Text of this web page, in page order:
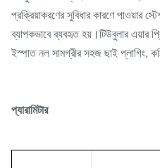
প্রক্রিয়াকরণের সুবিধার কারণে পাওয়ার
ব্যাপকভাবে ব্যবহৃত হয়।টিউবুলার এয়ার
ইস্পাত নল সামগ্রীর সহজ ছাই প্লাগিং,
প্যারামিটার